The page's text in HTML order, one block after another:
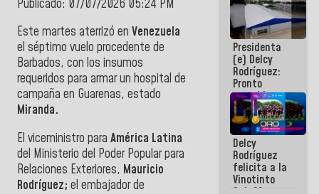
Publicado: 07/07/2026 05:24 PM
Este martes aterrizó en Venezuela
el séptimo vuelo procedente de
Barbados, con los insumos
requeridos para armar un hospital de
campaña en Guarenas, estado
Miranda.
El viceministro para América Latina
del Ministerio del Poder Popular para
Relaciones Exteriores, Mauricio
Rodríguez; el embajador de
Giraly
Marcano por
hacer
historia en
los
Centroamericanos
Presidenta
(e) Delcy
Rodríguez:
Pronto
restableceremos
las
operaciones
en el
Aeropuerto
Internacional
de
Maiquetía
Delcy
Rodríguez
felicita a la
Vinotinto